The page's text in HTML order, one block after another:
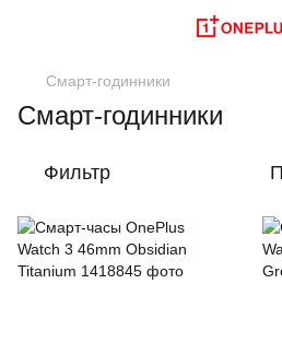
Смарт-годинники
Смарт-годинники
Фильтр